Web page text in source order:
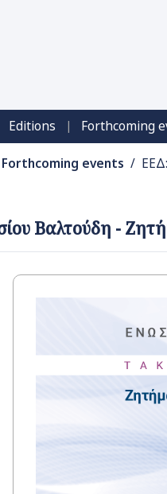
Editions | Forthcoming
Forthcoming events / ΕΕΔ:
Βαλτούδη -